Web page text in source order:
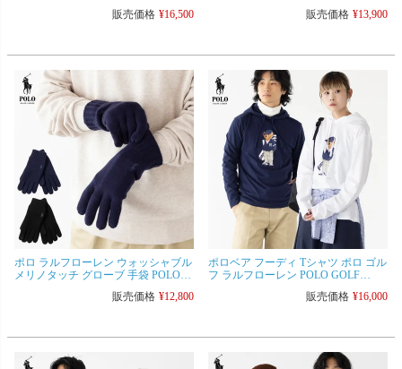
PC0946 ウール ニット販売価格 ¥16,500 販売価格 ¥13,900
ポロ ラルフローレン ウォッシャブル
メリノタッチ グローブ 手袋 POLO
販売価格 ¥12,800
ポロベア フーディ Tシャツ ポロ ゴル
フ ラルフローレン POLO GOLF
販売価格 ¥16,000